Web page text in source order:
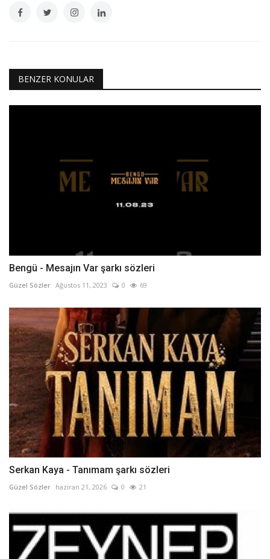
BENZER KONULAR
Bengü - Mesajın Var şarkı sözleri
Güzel Sözler Ağustos 11, 2023 0 69
Serkan Kaya - Tanımam şarkı sözleri
Güzel Sözler haziran 21, 2026 0 21